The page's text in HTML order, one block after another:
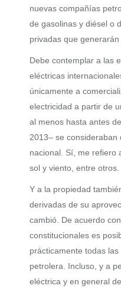
nuevas compañías
de gasolinas y diésel o
privadas que
Debe contemplar a las
eléctricas
únicamente a
electricidad a partir de
al menos hasta antes
2013– se
nacional. Sí, me refiero
sol y viento, entre otros.
Y a la propiedad
derivadas de su
cambió. De acuerdo
constitucionales es
prácticamente todas
petrolera. Incluso, y a
eléctrica y en general